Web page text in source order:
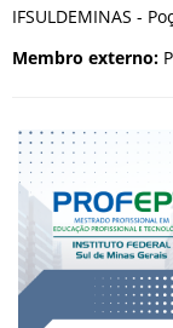
IFSULDEMINAS -
Membro externo: